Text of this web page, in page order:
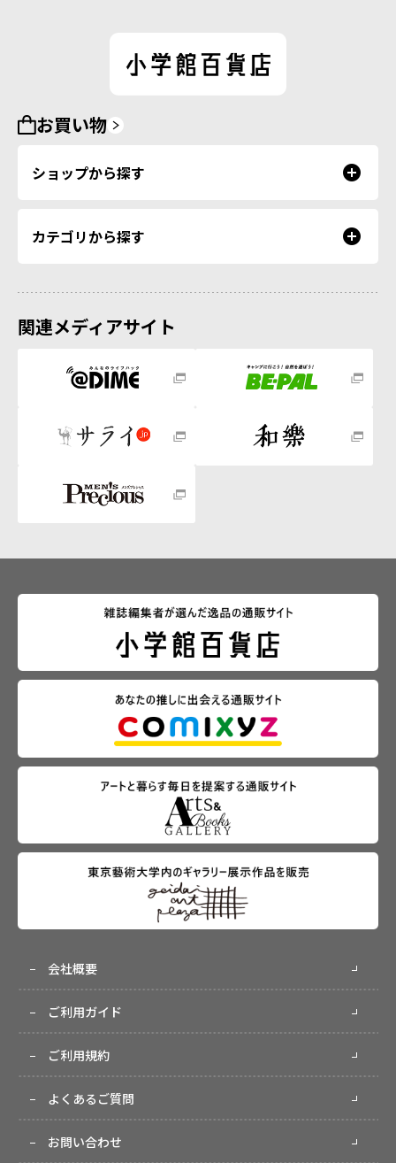
お買い物
ショップから探す
カテゴリから探す
関連メディアサイト
会社概要
ご利用ガイド
ご利用規約
よくあるご質問
お問い合わせ